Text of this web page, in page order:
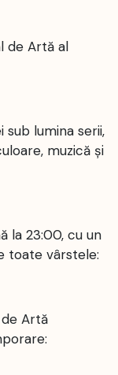
de Artă al
lumina serii,
muzică și
la 23:00, cu un
toate vârstele:
Artă